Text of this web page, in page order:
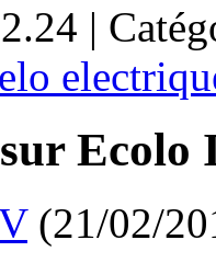
|
Ecolo
(21/02/